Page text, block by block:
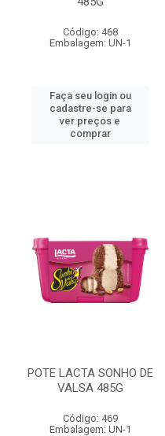
Código: 468
Embalagem: UN-1
Faça seu login ou
cadastre-se para
ver preços e
comprar
POTE LACTA SONHO DE
VALSA 485G
Código: 469
Embalagem: UN-1